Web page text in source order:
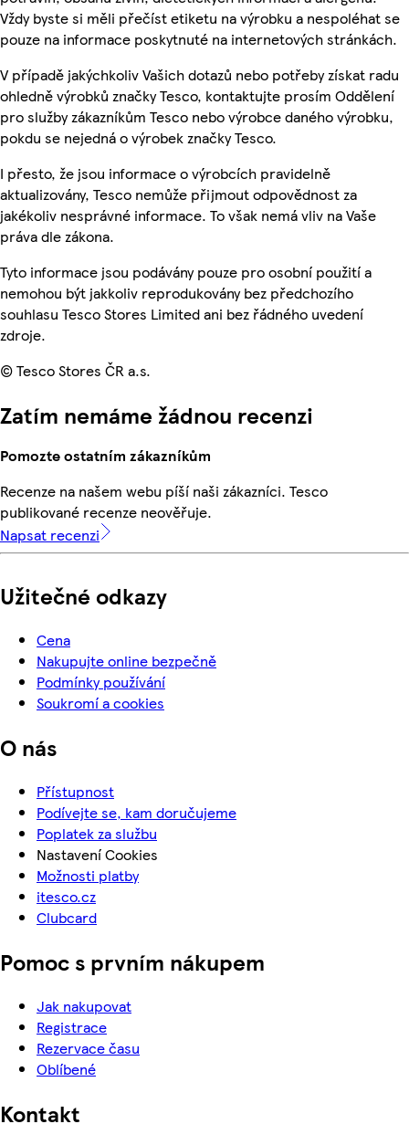
Vždy byste si měli přečíst etiketu na výrobku a nespoléhat se
pouze na informace poskytnuté na internetových stránkách.
V případě jakýchkoliv Vašich dotazů nebo potřeby získat radu
ohledně výrobků značky Tesco, kontaktujte prosím Oddělení
pro služby zákazníkům Tesco nebo výrobce daného výrobku,
pokdu se nejedná o výrobek značky Tesco.
I přesto, že jsou informace o výrobcích pravidelně
aktualizovány, Tesco nemůže přijmout odpovědnost za
jakékoliv nesprávné informace. To však nemá vliv na Vaše
práva dle zákona.
Tyto informace jsou podávány pouze pro osobní použití a
nemohou být jakkoliv reprodukovány bez předchozího
souhlasu Tesco Stores Limited ani bez řádného uvedení
zdroje.
© Tesco Stores ČR a.s.
Zatím nemáme žádnou recenzi
Pomozte ostatním zákazníkům
Recenze na našem webu píší naši zákazníci. Tesco
publikované recenze neověřuje.
Napsat recenzi
Užitečné odkazy
Cena
Nakupujte online bezpečně
Podmínky používání
Soukromí a cookies
O nás
Přístupnost
Podívejte se, kam doručujeme
Poplatek za službu
Nastavení Cookies
Možnosti platby
itesco.cz
Clubcard
Pomoc s prvním nákupem
Jak nakupovat
Registrace
Rezervace času
Oblíbené
Kontakt